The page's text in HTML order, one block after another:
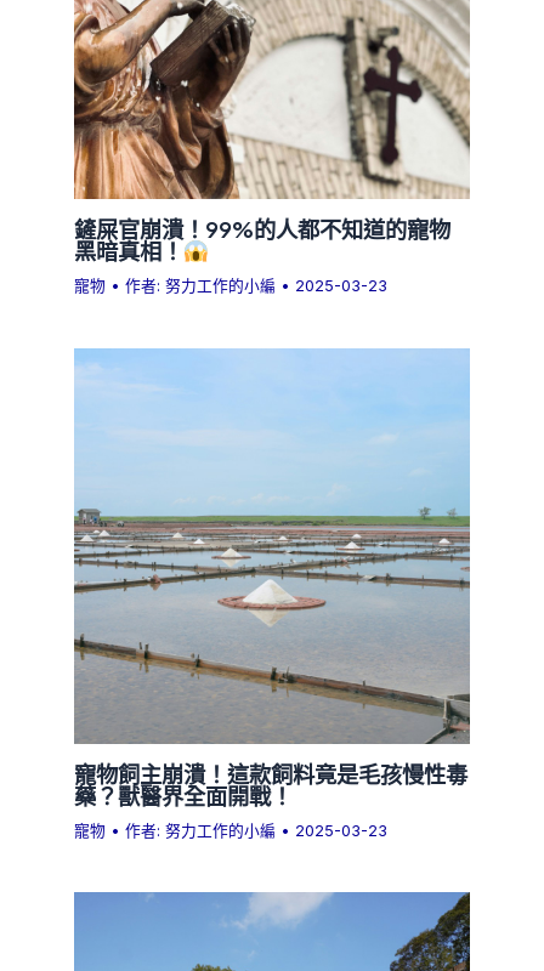
鏟屎官崩潰！99%的人都不知道的寵物
黑暗真相！
寵物 • 作者:努力工作的小編 • 2025-03-23
寵物飼主崩潰！這款飼料竟是毛孩慢性毒
藥？獸醫界全面開戰！
寵物 • 作者:努力工作的小編 • 2025-03-23